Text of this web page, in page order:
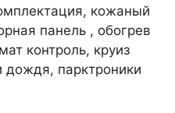
кожаный
панель , обогрев
контроль, круиз
дождя, парктроники